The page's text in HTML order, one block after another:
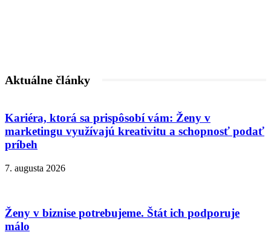
Aktuálne články
Kariéra, ktorá sa prispôsobí vám: Ženy v
marketingu využívajú kreativitu a schopnosť podať
príbeh
7. augusta 2026
Ženy v biznise potrebujeme. Štát ich podporuje
málo